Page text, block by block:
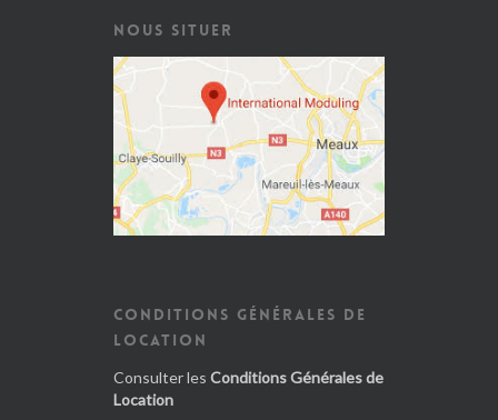
NOUS SITUER
CONDITIONS GÉNÉRALES DE
LOCATION
Consulter les Conditions Générales de
Location